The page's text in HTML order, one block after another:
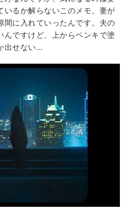
いるか解らないこのメモ。妻が
間に入れていったんです。夫の
んですけど、上からペンキで塗
出せない…